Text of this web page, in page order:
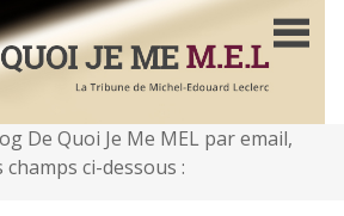
De Quoi Je Me MEL par email,
ci-dessous :